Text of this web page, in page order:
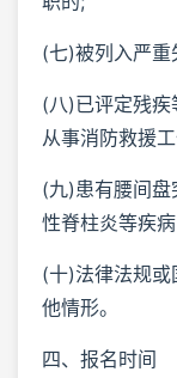
(七)被列入严
(八)已评定残
从事消防救援
(九)患有腰间
性脊柱炎等疾
(十)法律法规
他情形。
四、报名时间